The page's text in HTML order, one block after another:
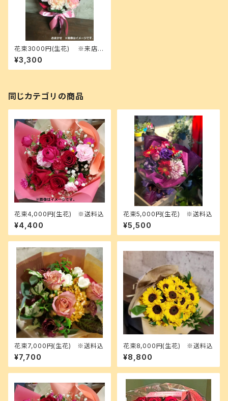
花束3000円(生花) ※来店受
渡 or 無料配達地域のみ選択可
2025
¥3,300
同じカテゴリの商品
花束4,000円(生花) ※送料込
¥4,400
花束5,000円(生花) ※送料込
¥5,500
花束7,000円(生花) ※送料込
¥7,700
花束8,000円(生花) ※送料込
¥8,800